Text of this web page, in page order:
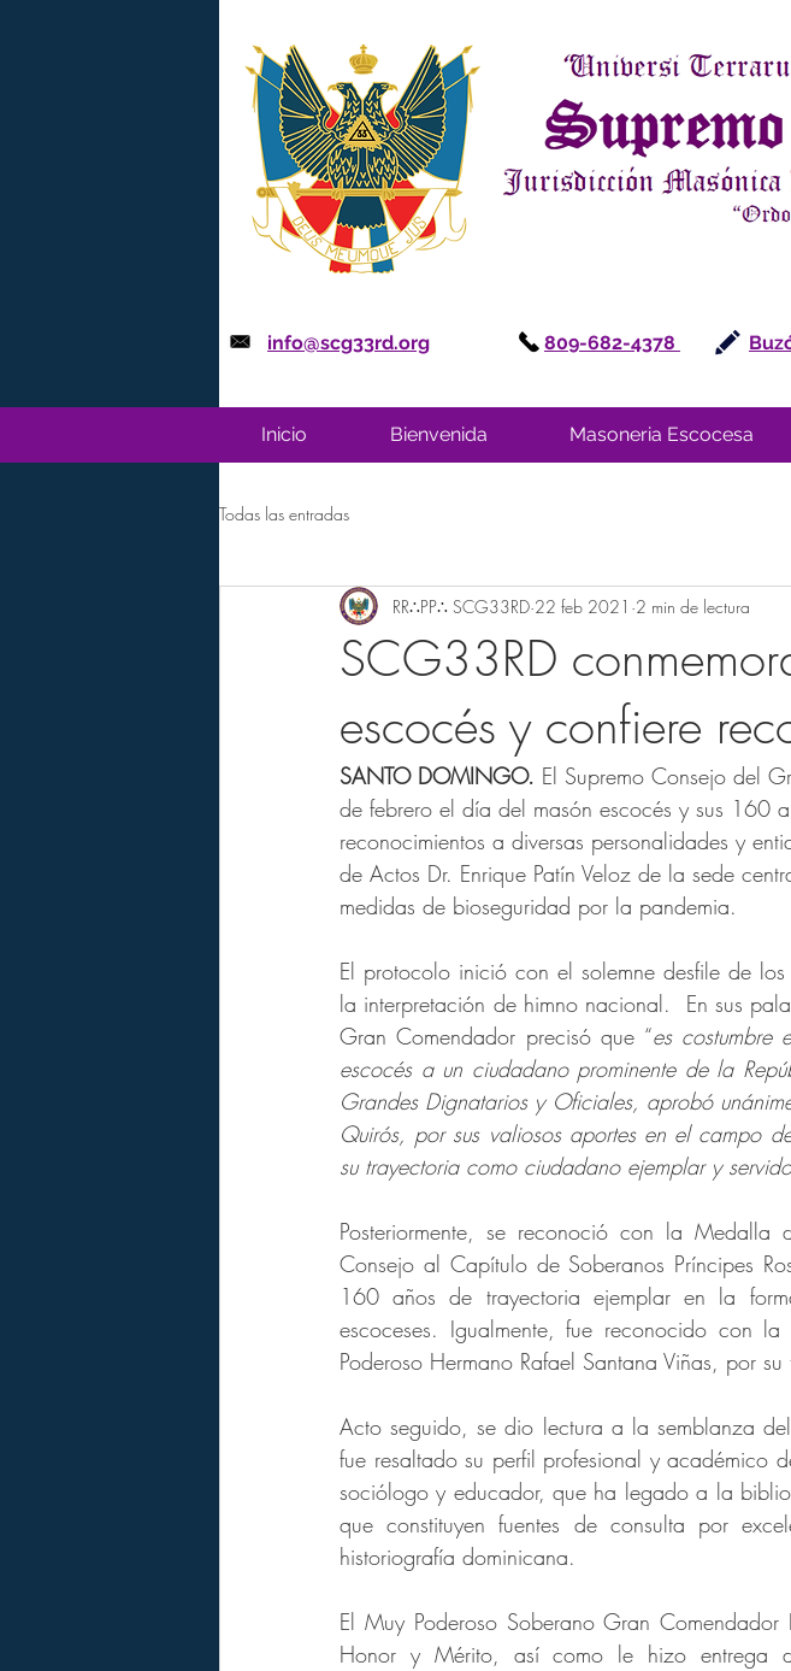
info@scg33rd.org 809-682-4378
Inicio Bienvenida Masoneria Escocesa
Todas las entradas
SCG33RD
escocés y confiere
RR∴PP∴ SCG33RD 22 feb 2021 2 min de lectura
SANTO DOMINGO. El Supremo Consejo del
de febrero el día del masón escocés y sus 160
reconocimientos a diversas personalidades y
de Actos Dr. Enrique Patín Veloz de la sede
medidas de bioseguridad por la pandemia.
El protocolo inició con el solemne desfile de
la interpretación de himno nacional.  En sus
Gran Comendador precisó que “es costumbre
escocés a un ciudadano prominente de la
Grandes Dignatarios y Oficiales, aprobó
Quirós, por sus valiosos aportes en el campo
su trayectoria como ciudadano ejemplar y
Posteriormente, se reconoció con la
Consejo al Capítulo de Soberanos Príncipes
160 años de trayectoria ejemplar en la
escoceses. Igualmente, fue reconocido con
Poderoso Hermano Rafael Santana Viñas, por
Acto seguido, se dio lectura a la semblanza
fue resaltado su perfil profesional y académico
sociólogo y educador, que ha legado a la
que constituyen fuentes de consulta por
historiografía dominicana.
El Muy Poderoso Soberano Gran
Honor y Mérito, así como le hizo entrega